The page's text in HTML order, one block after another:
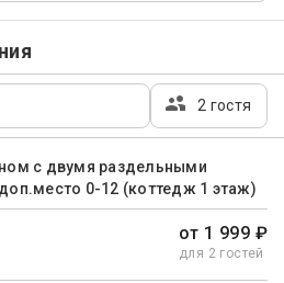
2 гостя
с двумя раздельными
0-12 (коттедж 1 этаж)
от 1 999 ₽
для 2 гостей